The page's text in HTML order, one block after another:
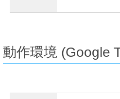
動作環境 (Google